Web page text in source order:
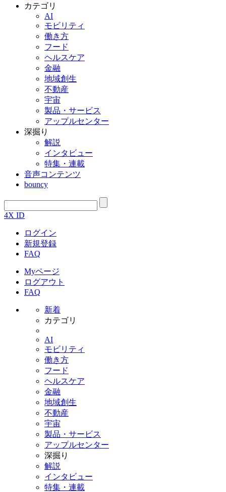
カテゴリ
AI
モビリティ
働き方
フード
ヘルスケア
金融
地域創生
不動産
宇宙
製品・サービス
アップルセンター
深掘り
解説
インタビュー
特集・連載
音声コンテンツ
bouncy
4X ID
ログイン
新規登録
FAQ
Myページ
ログアウト
FAQ
新着
カテゴリ
AI
モビリティ
働き方
フード
ヘルスケア
金融
地域創生
不動産
宇宙
製品・サービス
アップルセンター
深掘り
解説
インタビュー
特集・連載